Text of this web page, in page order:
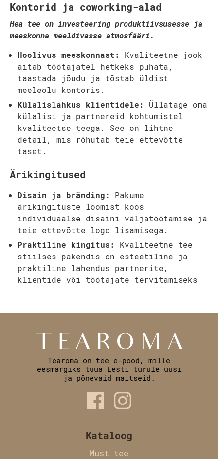
Kontorid ja coworking-alad
Hea tee on investeering produktiivsusesse ja
meeskonna meeldivasse atmosfääri.
Hoolivus meeskonnast:
Kvaliteetne jook
aitab töötajatel hetkeks puhata,
taastada jõudu ja tõstab üldist
meeleolu kontoris.
Külalislahkus klientidele:
Üllatage oma
külalisi ja partnereid kohtumistel
kvaliteetse teega. See on lihtne
detail, mis rõhutab teie ettevõtte
taset.
Ärikingitused
Disain ja bränding:
Pakume
ärikingituste loomist koos
individuaalse disaini väljatöötamise ja
teie ettevõtte logo lisamisega.
Praktiline kingitus:
Kvaliteetne tee
stiilses pakendis on esteetiline ja
praktiline lahendus partnerite,
klientide või töötajate tervitamiseks.
Tearoma on tee e-pood, mille
eesmärgiks tuua Eesti turule uusi
ja põnevaid maitseid.
Kataloog
Must tee